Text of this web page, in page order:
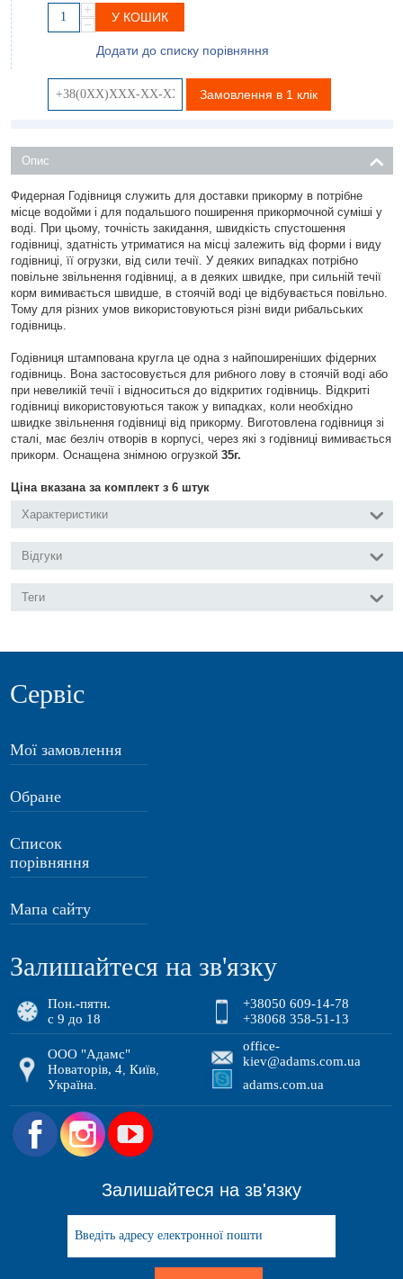
+
−
У КОШИК
Додати до списку порівняння
Замовлення в 1 клік
Опис
Фидерная Годівниця служить для доставки прикорму в потрібне
місце водойми і для подальшого поширення прикормочной суміші у
воді. При цьому, точність закидання, швидкість спустошення
годівниці, здатність утриматися на місці залежить від форми і виду
годівниці, її огрузки, від сили течії. У деяких випадках потрібно
повільне звільнення годівниці, а в деяких швидке, при сильній течії
корм вимивається швидше, в стоячій воді це відбувається повільно.
Тому для різних умов використовуються різні види рибальських
годівниць.
Годівниця штампована кругла це одна з найпоширеніших фідерних
годівниць. Вона застосовується для рибного лову в стоячій воді або
при невеликій течії і відноситься до відкритих годівниць. Відкриті
годівниці використовуються також у випадках, коли необхідно
швидке звільнення годівниці від прикорму. Виготовлена ​​годівниця зі
сталі, має безліч отворів в корпусі, через які з годівниці вимивається
прикорм. Оснащена знімною огрузкой 35г.
Ціна вказана за комплект з 6 штук
Характеристики
Відгуки
Теги
Сервіс
Мої замовлення
Обране
Список
порівняння
Мапа сайту
Залишайтеся на зв'язку
Пон.-пятн.
с 9 до 18
+38050 609-14-78
+38068 358-51-13
ООО "Адамс"
Новаторів, 4 ,Київ
Україна
office-
kiev@adams.com.ua
adams.com.ua
.
Залишайтеся на зв'язку